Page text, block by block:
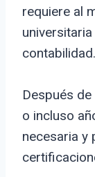
requiere al
contabilidad.
Después
o incluso
necesaria y